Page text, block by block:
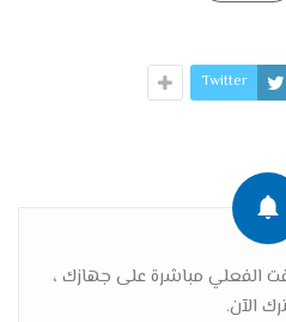
Twitter
الفعلي مباشرة على جهازك ،
الآن.